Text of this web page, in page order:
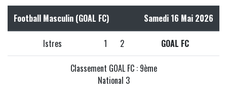
Football Masculin (GOAL FC) Samedi 16 Mai 2026
Istres 1 2 GOAL FC
Classement GOAL FC : 9ème
National 3